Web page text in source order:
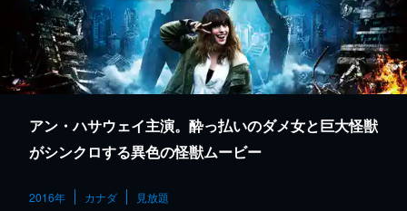
アン・ハサウェイ主演。酔っ払いのダメ女と巨大怪獣
がシンクロする異色の怪獣ムービー
2016年 カナダ 見放題